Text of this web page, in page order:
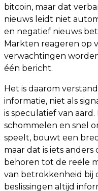
bitcoin, maar dat
nieuws leidt niet
en negatief nieuws
Markten reageren op
verwachtingen
één bericht.
Het is daarom
informatie, niet als
is speculatief van
schommelen en snel
speelt, bouwt een
maar dat is iets
behoren tot de reële
van betrokkenheid bij
beslissingen altijd